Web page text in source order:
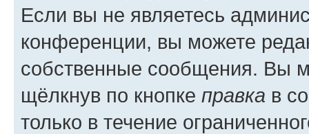
Если вы не являетесь
конференции, вы можете
собственные сообщения. Вы
щёлкнув по кнопке правка в
только в течение